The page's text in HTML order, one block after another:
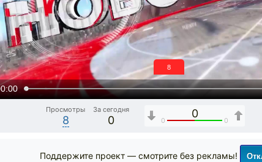
7
Просмотры
8
За сегодня
0
0
0 0
Поддержите проект — смотрите без рекламы!